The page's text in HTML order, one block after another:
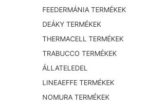
FEEDERMÁNIA TERMÉKEK
DEÁKY TERMÉKEK
THERMACELL TERMÉKEK
TRABUCCO TERMÉKEK
ÁLLATELEDEL
LINEAEFFE TERMÉKEK
NOMURA TERMÉKEK